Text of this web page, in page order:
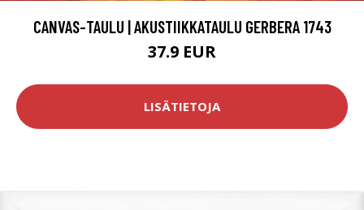
CANVAS-TAULU | AKUSTIIKKATAULU GERBERA 1743
37.9 EUR
LISÄTIETOJA